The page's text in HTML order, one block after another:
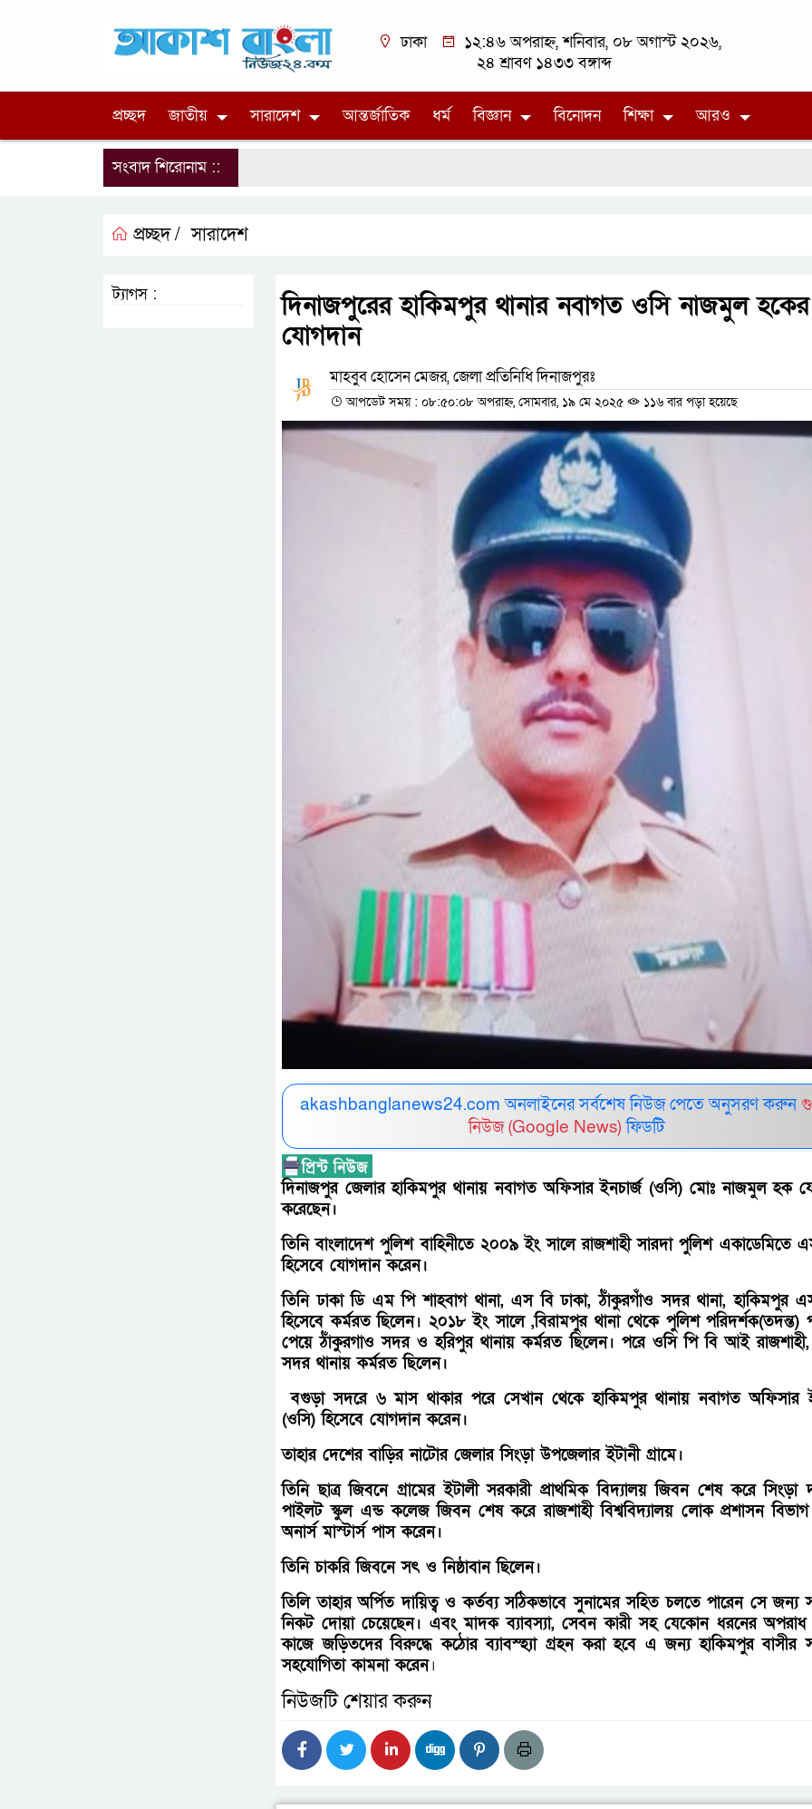
ঢাকা
১২:৪৬ অপরাহ্ন, শনিবার, ০৮ অগাস্ট ২০২৬,
২৪ শ্রাবণ ১৪৩৩ বঙ্গাব্দ
প্রচ্ছদ জাতীয় সারাদেশ আন্তর্জাতিক ধর্ম বিজ্ঞান বিনোদন শিক্ষা আরও
সংবাদ শিরোনাম ::
প্রচ্ছদ / সারাদেশ
দিনাজপুরের হাকিমপুর থানার নবাগত ওসি নাজমুল হকের
যোগদান
মাহবু্ব হোসেন মেজর, জেলা প্রতিনিধি দিনাজপুরঃ
আপডেট সময় : ০৮:৫০:০৮ অপরাহ্ন, সোমবার, ১৯ মে ২০২৫ ১১৬ বার পড়া হয়েছে
akashbanglanews24.com অনলাইনের সর্বশেষ নিউজ পেতে অনুসরণ করুন
নিউজ (Google News) ফিডটি
দিনাজপুর জেলার হাকিমপুর থানায় নবাগত অফিসার ইনচার্জ (ওসি) মোঃ নাজমুল হক
করেছেন।
তিনি বাংলাদেশ পুলিশ বাহিনীতে ২০০৯ ইং সালে রাজশাহী সারদা পুলিশ
হিসেবে যোগদান করেন।
তিনি ঢাকা ডি এম পি শাহবাগ থানা, এস বি ঢাকা, ঠাঁকুরগাঁও সদর থানা, হাকিমপুর
হিসেবে কর্মরত ছিলেন। ২০১৮ ইং সালে ,বিরামপুর থানা থেকে পুলিশ পরিদর্শক(তদন্ত)
পেয়ে ঠাঁকুরগাও সদর ও হরিপুর থানায় কর্মরত ছিলেন। পরে ওসি পি বি আই
সদর থানায় কর্মরত ছিলেন।
বগুড়া সদরে ৬ মাস থাকার পরে সেখান থেকে হাকিমপুর থানায় নবাগত অফিসার
(ওসি) হিসেবে যোগদান করেন।
তাহার দেশের বাড়ির নাটোর জেলার সিংড়া উপজেলার ইটানী গ্রামে।
তিনি ছাত্র জিবনে গ্রামের ইটালী সরকারী প্রাথমিক বিদ্যালয় জিবন শেষ করে সিংড়া
পাইলট স্কুল এন্ড কলেজ জিবন শেষ করে রাজশাহী বিশ্ববিদ্যালয় লোক প্রশাসন
অনার্স মাস্টার্স পাস করেন।
তিনি চাকরি জিবনে সৎ ও নিষ্ঠাবান ছিলেন।
তিলি তাহার অর্পিত দায়িত্ব ও কর্তব্য সঠিকভাবে সুনামের সহিত চলতে পারেন সে জন্য
নিকট দোয়া চেয়েছেন। এবং মাদক ব্যাবস্যা, সেবন কারী সহ যেকোন ধরনের
কাজে জড়িতদের বিরুদ্ধে কঠোর ব্যাবস্হ্যা গ্রহন করা হবে এ জন্য হাকিমপুর বাসীর
সহযোগিতা কামনা করেন।
নিউজটি শেয়ার করুন
ট্যাগস :